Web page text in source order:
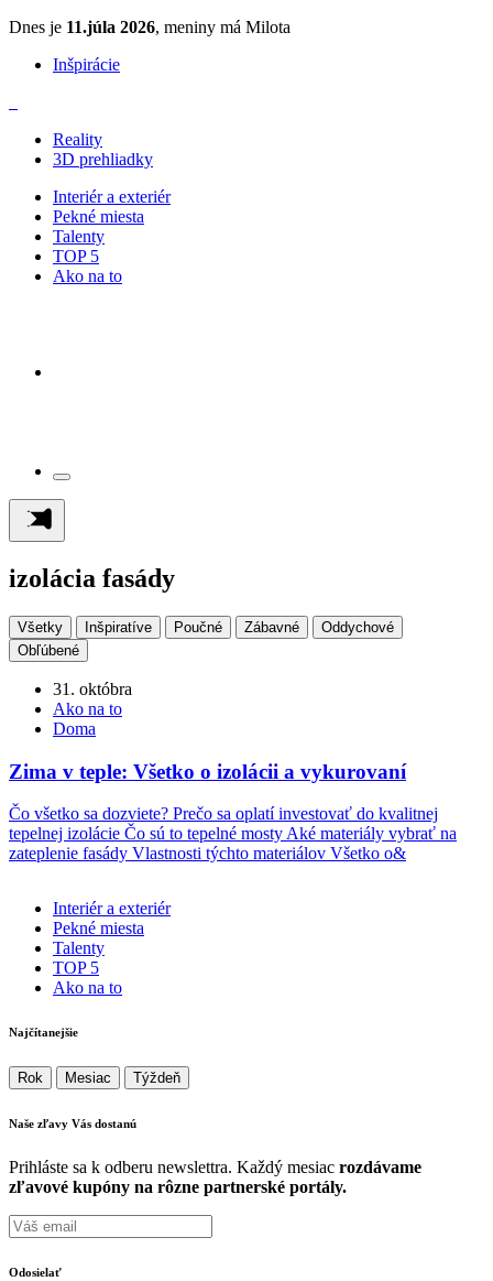
Dnes je 11.júla 2026, meniny má Milota
Inšpirácie
Reality
3D prehliadky
Interiér a exteriér
Pekné miesta
Talenty
TOP 5
Ako na to
izolácia fasády
Všetky Inšpiratíve Poučné Zábavné
Oddychové
Obľúbené
31. októbra
Ako na to
Doma
Zima v teple: Všetko o izolácii a vykurovaní
Čo všetko sa dozviete? Prečo sa oplatí investovať do kvalitnej
tepelnej izolácie Čo sú to tepelné mosty Aké materiály vybrať na
zateplenie fasády Vlastnosti týchto materiálov Všetko o&
Interiér a exteriér
Pekné miesta
Talenty
TOP 5
Ako na to
Najčítanejšie
Rok Mesiac Týždeň
Naše zľavy Vás dostanú
Prihláste sa k odberu newslettra. Každý mesiac rozdávame
zľavové kupóny na rôzne partnerské portály.
Odosielať